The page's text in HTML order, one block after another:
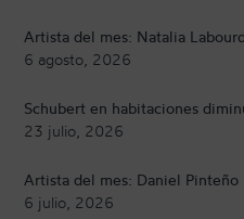
Artista del mes: Natalia
6 agosto, 2026
Schubert en habitaciones
23 julio, 2026
Artista del mes: Daniel Pinteño
6 julio, 2026